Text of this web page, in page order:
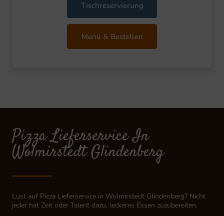
Tischreservierung
Menü & Bestellen
Pizza Lieferservice In
Wolmirstedt Glindenberg
Lust auf Pizza Lieferservice in Wolmirstedt Glindenberg? Nicht
jeder hat Zeit oder Talent dazu, leckeres Essen zuzubereiten.